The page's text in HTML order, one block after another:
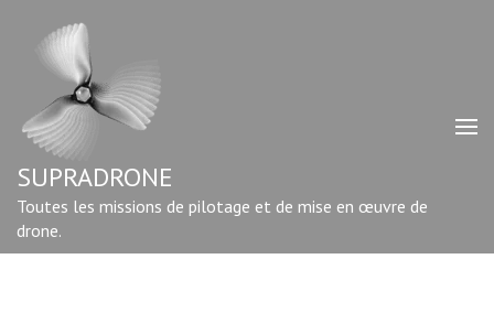
contenu
Entrée)
SUPRADRONE
Toutes les missions de pilotage et de mise en œuvre de
drone.